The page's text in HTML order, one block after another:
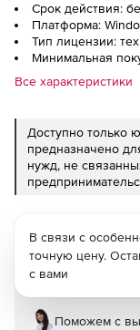
Срок действия:
Платформа:
Тип лицензии:
Минимальная
Все характеристики
Доступно только
предназначено
нужд, не
В связи с
точную цену.
с вами
Поможем с